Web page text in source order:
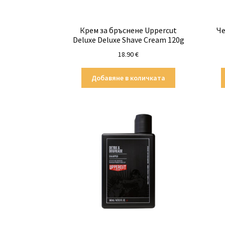
Крем за бръснене Uppercut
Deluxe Deluxe Shave Cream 120g
18.90€
Добавяне в количката